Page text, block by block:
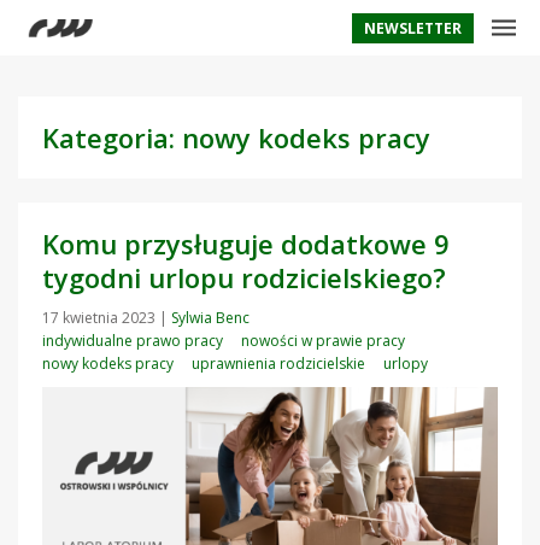
NEWSLETTER
Kategoria: nowy kodeks pracy
Komu przysługuje dodatkowe 9
tygodni urlopu rodzicielskiego?
17 kwietnia 2023 | Sylwia Benc
indywidualne prawo pracy
nowości w prawie pracy
nowy kodeks pracy
uprawnienia rodzicielskie urlopy